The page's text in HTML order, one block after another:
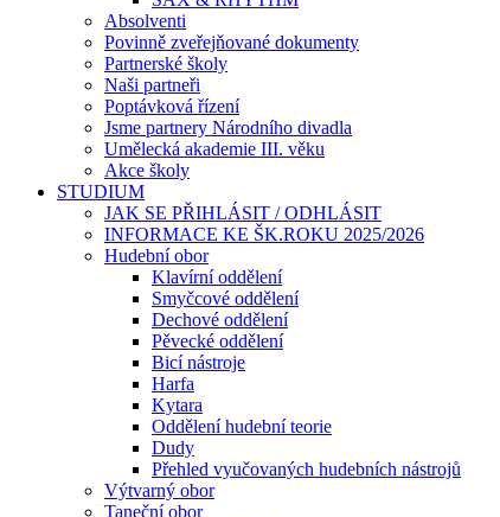
Absolventi
Povinně zveřejňované dokumenty
Partnerské školy
Naši partneři
Poptávková řízení
Jsme partnery Národního divadla
Umělecká akademie III. věku
Akce školy
STUDIUM
JAK SE PŘIHLÁSIT / ODHLÁSIT
INFORMACE KE ŠK.ROKU 2025/2026
Hudební obor
Klavírní oddělení
Smyčcové oddělení
Dechové oddělení
Pěvecké oddělení
Bicí nástroje
Harfa
Kytara
Oddělení hudební teorie
Dudy
Přehled vyučovaných hudebních nástrojů
Výtvarný obor
Taneční obor